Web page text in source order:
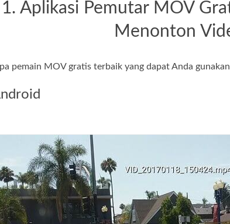
Aplikasi Pemutar MOV
Menonton
pemain MOV gratis terbaik yang dapat Anda